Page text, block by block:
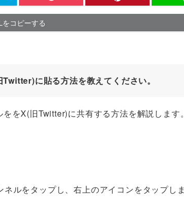
をコピーする
に貼る方法を教えてください。
をX(旧Twitter)に共有する方法を解説します。
ネルをタップし、右上のアイコンをタップしま